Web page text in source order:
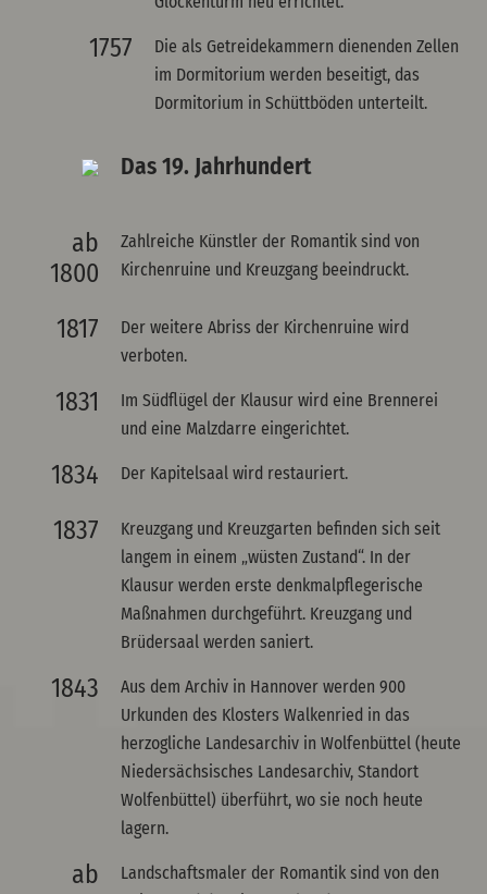
1757
Die als Getreidekammern dienenden Zellen
im Dormitorium werden beseitigt, das
Dormitorium in Schüttböden unterteilt.
Das 19. Jahrhundert
ab
1800
Zahlreiche Künstler der Romantik sind von
Kirchenruine und Kreuzgang beeindruckt.
1817
Der weitere Abriss der Kirchenruine wird
verboten.
1831
Im Südflügel der Klausur wird eine Brennerei
und eine Malzdarre eingerichtet.
1834 Der Kapitelsaal wird restauriert.
1837
Kreuzgang und Kreuzgarten befinden sich seit
langem in einem „wüsten Zustand“. In der
Klausur werden erste denkmalpflegerische
Maßnahmen durchgeführt. Kreuzgang und
Brüdersaal werden saniert.
1843
Aus dem Archiv in Hannover werden 900
Urkunden des Klosters Walkenried in das
herzogliche Landesarchiv in Wolfenbüttel (heute
Niedersächsisches Landesarchiv, Standort
Wolfenbüttel) überführt, wo sie noch heute
lagern.
ab
Landschaftsmaler der Romantik sind von den